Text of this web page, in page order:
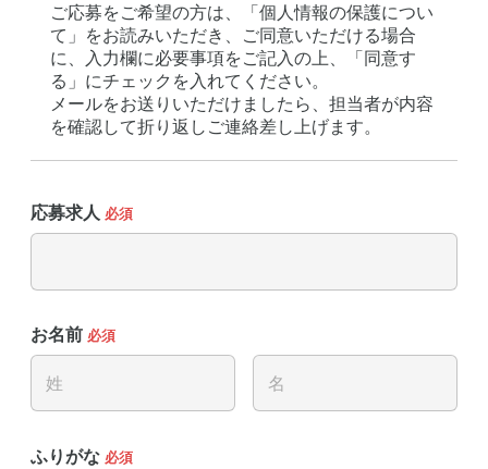
ご応募をご希望の方は、「個人情報の保護につい
て」をお読みいただき、ご同意いただける場合
に、入力欄に必要事項をご記入の上、「同意す
る」にチェックを入れてください。
メールをお送りいただけましたら、担当者が内容
を確認して折り返しご連絡差し上げます。
応募求人 必須
お名前 必須
ふりがな 必須